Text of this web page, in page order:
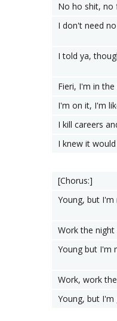
No ho shit, no
I don't need
I told ya,
Fieri, I'm in
I'm on it, I'm
I kill careers
I knew it
[Chorus:]
Young, but
Work the night
Young but I'm
Work, work
Young, but